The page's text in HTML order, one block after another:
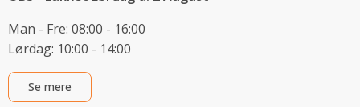
Man - Fre: 08:00 - 16:00
Lørdag: 10:00 - 14:00
Se mere